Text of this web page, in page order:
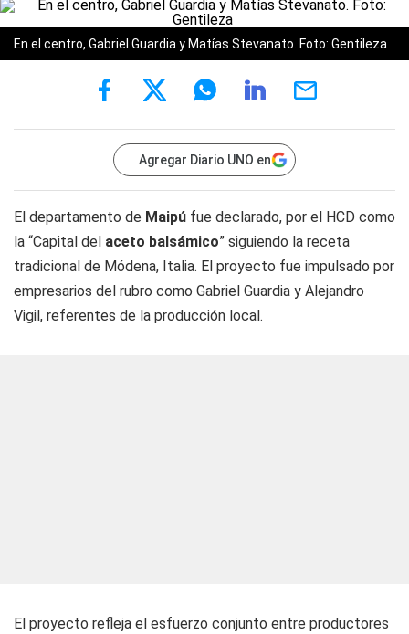
En el centro, Gabriel Guardia y Matías Stevanato. Foto: Gentileza
Agregar Diario UNO en
El departamento de Maipú fue declarado, por el HCD como
la “Capital del aceto balsámico” siguiendo la receta
tradicional de Módena, Italia. El proyecto fue impulsado por
empresarios del rubro como Gabriel Guardia y Alejandro
Vigil, referentes de la producción local.
El proyecto refleja el esfuerzo conjunto entre productores